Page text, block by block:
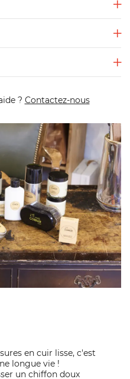
? Contactez-nous
en cuir lisse, c'est
longue vie !
un chiffon doux